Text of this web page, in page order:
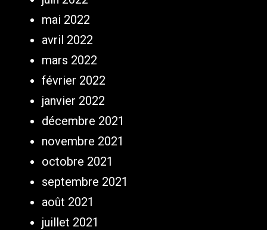
mai 2022
avril 2022
mars 2022
février 2022
janvier 2022
décembre 2021
novembre 2021
octobre 2021
septembre 2021
août 2021
juillet 2021